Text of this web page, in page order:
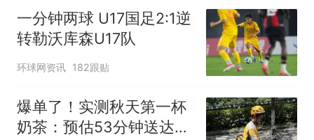
一分钟两球 U17国足2:1逆
转勒沃库森U17队
环球网资讯 182跟贴
爆单了！实测秋天第一杯
奶茶：预估53分钟送达，